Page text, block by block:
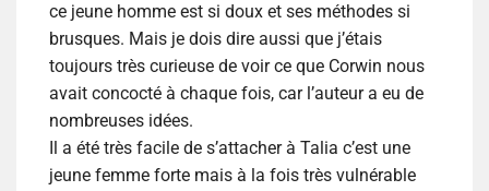
ce jeune homme est si doux et ses méthodes si
brusques. Mais je dois dire aussi que j’étais
toujours très curieuse de voir ce que Corwin nous
avait concocté à chaque fois, car l’auteur a eu de
nombreuses idées.
Il a été très facile de s’attacher à Talia c’est une
jeune femme forte mais à la fois très vulnérable